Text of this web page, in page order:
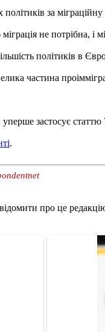
за
не потрібна, і
політиків в
частина
уперше застосує
.
про це